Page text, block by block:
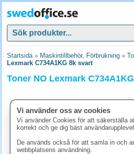
Startsida» Maskintillbehör, Förbrukning »
Lexmark C734A1KG 8k svart
Toner NO Lexmark
Vi använder oss av cookies
Vi använder Cookies för att säkerställa
korrekt och ge dig bäst
De används också för att samla in och
webbplatsens användning.